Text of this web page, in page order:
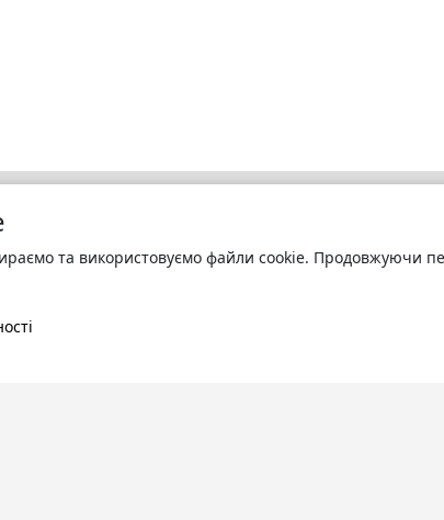
та використовуємо файли cookie. Продовжуючи
книги онлайн
Про сервіс